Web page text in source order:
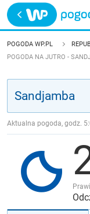
Trwa ładowanie
POLSKA
JAKOŚĆ POWIETRZA
POGODA WP.PL
POGODA NA JUTRO -
Aktualna pogoda, godz.